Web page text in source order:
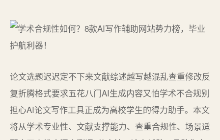
论文选题迟迟定不下来文献综述越写越混乱查重修改反
复折腾格式要求五花八门AI生成内容又怕学术不合规别
担心AI论文写作工具正成为高校学生的得力助手。本文
将从学术专业性、文献支撑能力、查重合规性、场景适